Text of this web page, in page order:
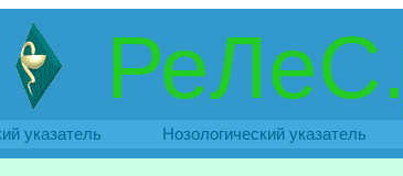
указатель Нозологический указатель